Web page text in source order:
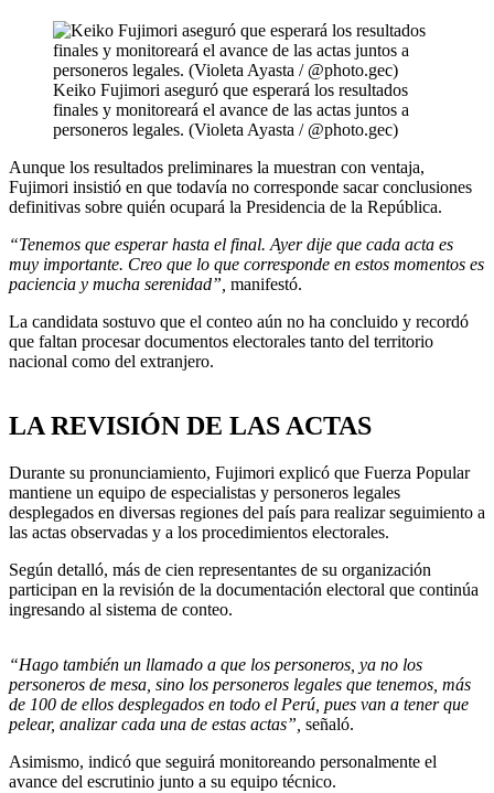
Keiko Fujimori aseguró que esperará los resultados
finales y monitoreará el avance de las actas juntos a
personeros legales. (Violeta Ayasta / @photo.gec)
Aunque los resultados preliminares la muestran con ventaja,
Fujimori insistió en que todavía no corresponde sacar conclusiones
definitivas sobre quién ocupará la Presidencia de la República.
“Tenemos que esperar hasta el final. Ayer dije que cada acta es
muy importante. Creo que lo que corresponde en estos momentos es
paciencia y mucha serenidad”, manifestó.
La candidata sostuvo que el conteo aún no ha concluido y recordó
que faltan procesar documentos electorales tanto del territorio
nacional como del extranjero.
LA REVISIÓN DE LAS ACTAS
Durante su pronunciamiento, Fujimori explicó que Fuerza Popular
mantiene un equipo de especialistas y personeros legales
desplegados en diversas regiones del país para realizar seguimiento a
las actas observadas y a los procedimientos electorales.
Según detalló, más de cien representantes de su organización
participan en la revisión de la documentación electoral que continúa
ingresando al sistema de conteo.
“Hago también un llamado a que los personeros, ya no los
personeros de mesa, sino los personeros legales que tenemos, más
de 100 de ellos desplegados en todo el Perú, pues van a tener que
pelear, analizar cada una de estas actas”, señaló.
Asimismo, indicó que seguirá monitoreando personalmente el
avance del escrutinio junto a su equipo técnico.